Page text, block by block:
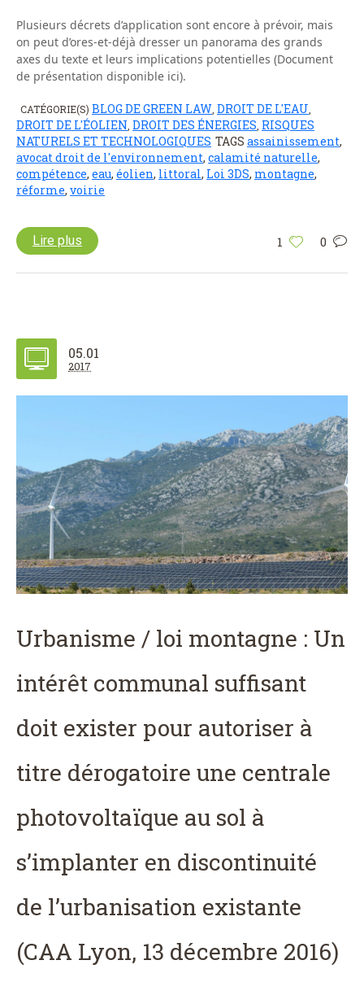
Plusieurs décrets d’application sont encore à prévoir, mais
on peut d’ores-et-déjà dresser un panorama des grands
axes du texte et leurs implications potentielles (Document
de présentation disponible ici).
CATÉGORIE(S) BLOG DE GREEN LAW DROIT DE L'EAU
DROIT DE L'ÉOLIEN DROIT DES ÉNERGIES RISQUES
NATURELS ET TECHNOLOGIQUES TAGS assainissement,
avocat droit de l'environnement, calamité naturelle,
compétence, eau, éolien, littoral, Loi 3DS, montagne,
réforme, voirie
1 0
Lire plus
05.01
2017
Urbanisme / loi montagne : Un
intérêt communal suffisant
doit exister pour autoriser à
titre dérogatoire une centrale
photovoltaïque au sol à
s’implanter en discontinuité
de l’urbanisation existante
(CAA Lyon, 13 décembre 2016)